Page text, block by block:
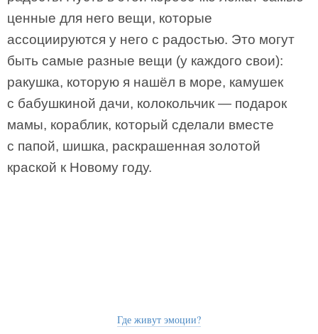
ценные для него вещи, которые
ассоциируются у него с радостью. Это могут
быть самые разные вещи (у каждого свои):
ракушка, которую я нашёл в море, камушек
с бабушкиной дачи, колокольчик — подарок
мамы, кораблик, который сделали вместе
с папой, шишка, раскрашенная золотой
краской к Новому году.
Где живут эмоции?